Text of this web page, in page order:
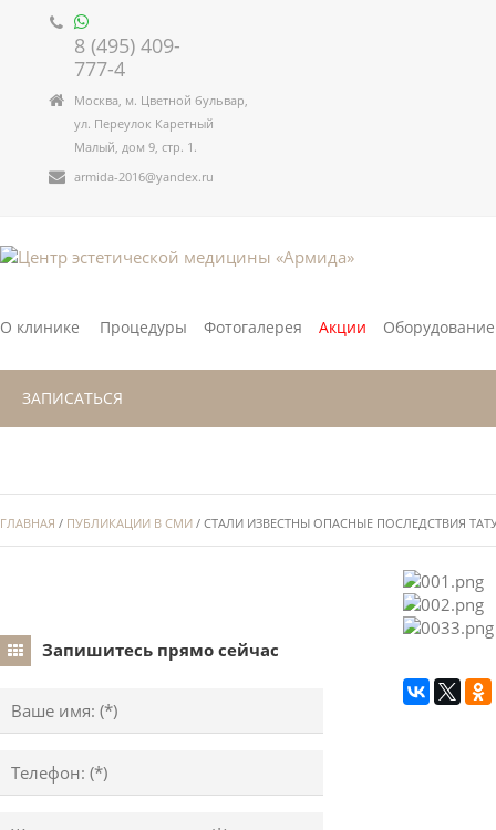
8 (495) 409-
777-4
Москва, м. Цветной бульвар,
ул. Переулок Каретный
Малый, дом 9, стр. 1.
armida-2016@yandex.ru
О клинике Процедуры Фотогалерея Акции
ЗАПИСАТЬСЯ
ГЛАВНАЯ / ПУБЛИКАЦИИ В СМИ / СТАЛИ ИЗВЕСТНЫ ОПАСНЫЕ ПОСЛЕДСТВИЯ
Запишитесь прямо сейчас